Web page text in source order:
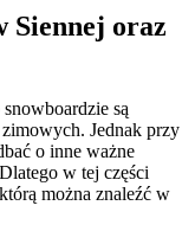
Siennej oraz
są
Jednak przy
o inne ważne
w tej części
można znaleźć w